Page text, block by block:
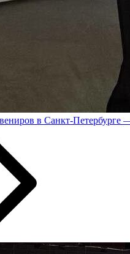
в Санкт-Петербурге